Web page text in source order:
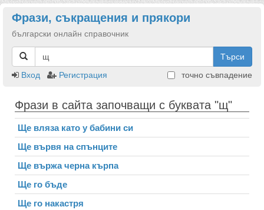
Фрази, съкращения и прякори
български онлайн справочник
Търси
Вход
Регистрация точно съвпадение
Фрази в сайта започващи с буквата "щ"
Ще вляза като у бабини си
Ще вървя на спънците
Ще вържа черна кърпа
Ще го бъде
Ще го накастря